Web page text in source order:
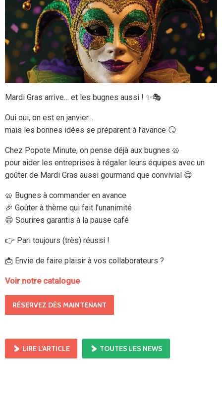
Mardi Gras arrive… et les bugnes aussi ! ✨🎭
Oui oui, on est en janvier…
mais les bonnes idées se préparent à l’avance 😏
Chez Popote Minute, on pense déjà aux bugnes 🥨
pour aider les entreprises à régaler leurs équipes avec un
goûter de Mardi Gras aussi gourmand que convivial 😋
🥨 Bugnes à commander en avance
🎉 Goûter à thème qui fait l’unanimité
😄 Sourires garantis à la pause café
👉 Pari toujours (très) réussi !
📩 Envie de faire plaisir à vos collaborateurs ?
Voir notre catalogue
RÉSERVEZ DÈS MAINTENANT
LIRE L'ARTICLE TOUTES LES NEWS